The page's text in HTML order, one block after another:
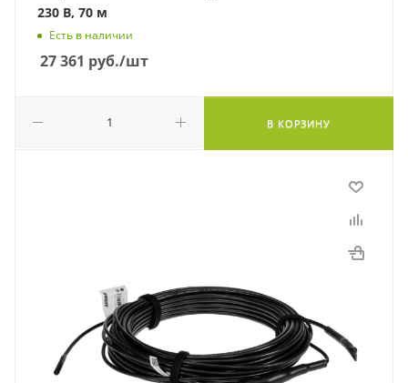
230 В, 70 м
Есть в наличии
27 361 руб./шт
В КОРЗИНУ